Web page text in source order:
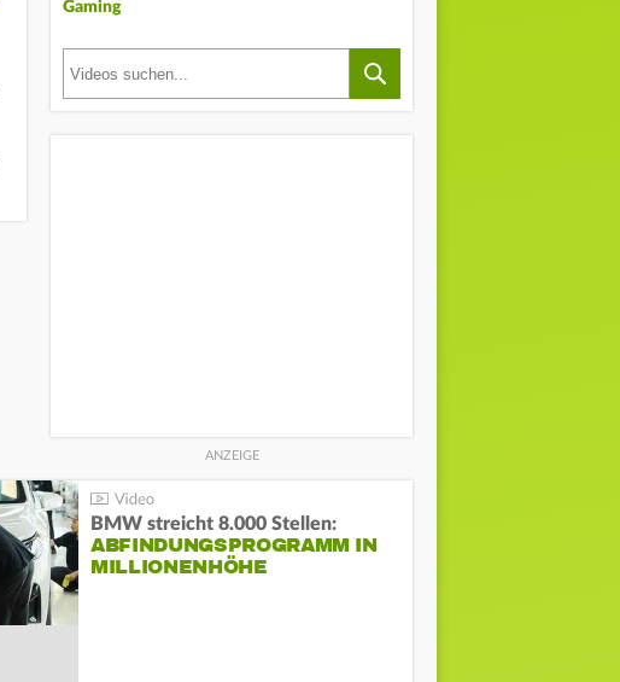
Gaming
BMW streicht 8.000 Stellen:
ABFINDUNGSPROGRAMM IN
MILLIONENHÖHE